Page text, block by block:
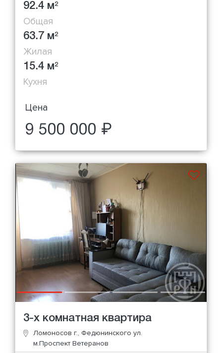
92.4 м2
Общая
63.7 м2
Жилая
15.4 м2
Кухня
Цена
9 500 000 ₽
3-х комнатная квартира
Ломоносов г., Федюнинского ул.
м.Проспект Ветеранов